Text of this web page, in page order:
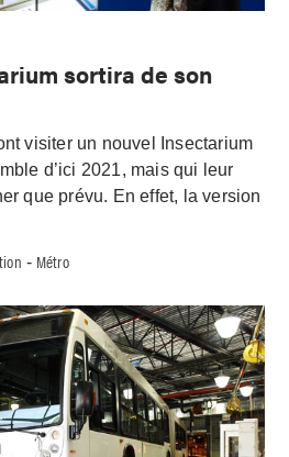
sortira de son
visiter un nouvel Insectarium
d’ici 2021, mais qui leur
que prévu. En effet, la version
- Métro